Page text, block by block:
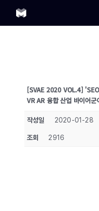
content
[SVAE 2020 VOL.4]
VR AR 융합 산업 바이어
작성일 2020-01-28
조회 2916